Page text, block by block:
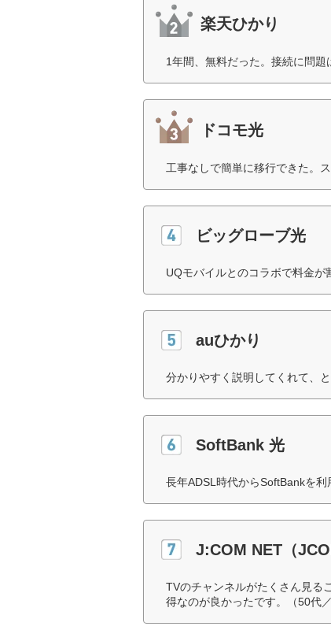
楽天ひかり
1年間、無料だった。接続に問題
ドコモ光
工事なしで簡単に移行できた。
ビッグローブ光
UQモバイルとのコラボで料金が
auひかり
分かりやすく説明してくれて、
SoftBank 光
長年ADSL時代からSoftBankを利
J:COM NET（
TVのチャンネルがたくさん見る
得なのが良かったです。（50代／